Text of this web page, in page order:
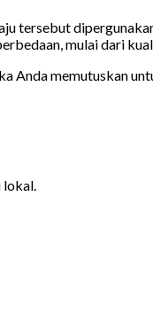
tersebut
mulai dari
memutuskan
lokal.